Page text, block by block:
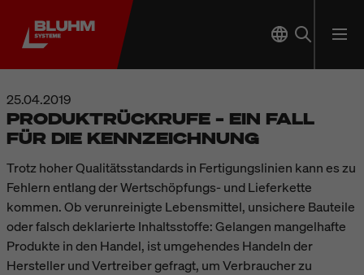
25.04.2019
PRODUKTRÜCKRUFE – EIN FALL
FÜR DIE KENNZEICHNUNG
Trotz hoher Qualitätsstandards in Fertigungslinien kann es zu
Fehlern entlang der Wertschöpfungs- und Lieferkette
kommen. Ob verunreinigte Lebensmittel, unsichere Bauteile
oder falsch deklarierte Inhaltsstoffe: Gelangen mangelhafte
Produkte in den Handel, ist umgehendes Handeln der
Hersteller und Vertreiber gefragt, um Verbraucher zu